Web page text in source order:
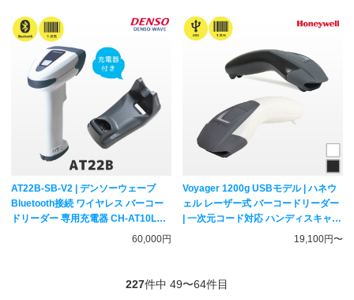
AT22B-SB-V2 | デンソーウェーブ
Bluetooth接続 ワイヤレス バーコー
ドリーダー 専用充電器 CH-AT10Lセ
ット | ACアダプター付属 一次元コー
60,000円
Voyager 1200g USBモデル | ハネウ
ェル レーザー式 バーコードリーダー
| 一次元コード対応 ハンディスキャナ
19,100円〜
227件中 49〜64件目